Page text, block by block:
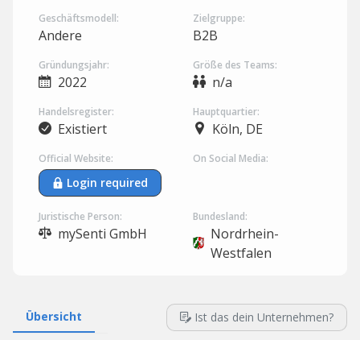
Geschäftsmodell:
Andere
Zielgruppe:
B2B
Gründungsjahr:
2022
Größe des Teams:
n/a
Handelsregister:
Existiert
Hauptquartier:
Köln, DE
Official Website:
Login required
On Social Media:
Juristische Person:
mySenti GmbH
Bundesland:
Nordrhein-
Westfalen
Übersicht Ist das dein Unternehmen?